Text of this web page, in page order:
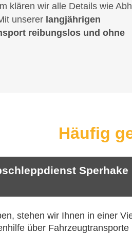
klären wir alle Details wie
unserer langjährigen
reibungslos und ohne
Häufig
Sperhake
stehen wir Ihnen in einer
über Fahrzeugtransporte